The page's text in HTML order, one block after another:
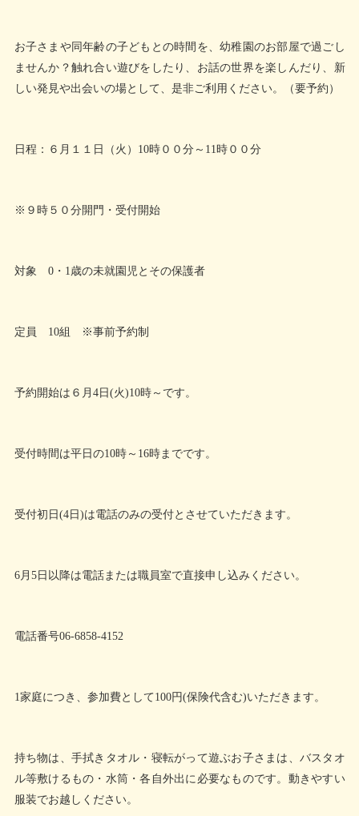
お子さまや同年齢の子どもとの時間を、幼稚園のお部屋で過ごし
ませんか？触れ合い遊びをしたり、お話の世界を楽しんだり、新
しい発見や出会いの場として、是非ご利用ください。（要予約）
日程：６月１１日（火）10時００分～11時００分
※９時５０分開門・受付開始
対象 0・1歳の未就園児とその保護者
定員 10組 ※事前予約制
予約開始は６月4日(火)10時～です。
受付時間は平日の10時～16時までです。
受付初日(4日)は電話のみの受付とさせていただきます。
6月5日以降は電話または職員室で直接申し込みください。
電話番号06-6858-4152
1家庭につき、参加費として100円(保険代含む)いただきます。
持ち物は、手拭きタオル・寝転がって遊ぶお子さまは、バスタオ
ル等敷けるもの・水筒・各自外出に必要なものです。動きやすい
服装でお越しください。